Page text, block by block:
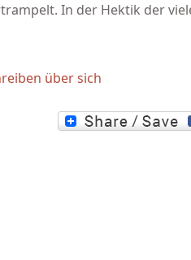
In der Hektik der
über sich